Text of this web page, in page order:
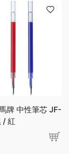
牌 中性筆芯 JF-
/ 紅